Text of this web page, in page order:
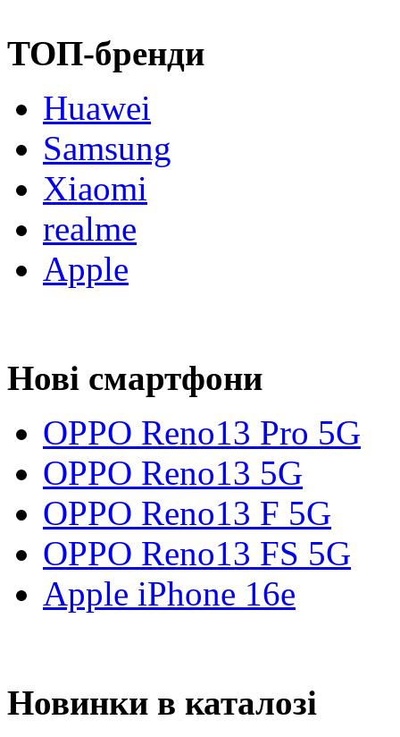
ТОП-бренди
Huawei
Samsung
Xiaomi
realme
Apple
Нові смартфони
OPPO Reno13 Pro 5G
OPPO Reno13 5G
OPPO Reno13 F 5G
OPPO Reno13 FS 5G
Apple iPhone 16e
Новинки в каталозі